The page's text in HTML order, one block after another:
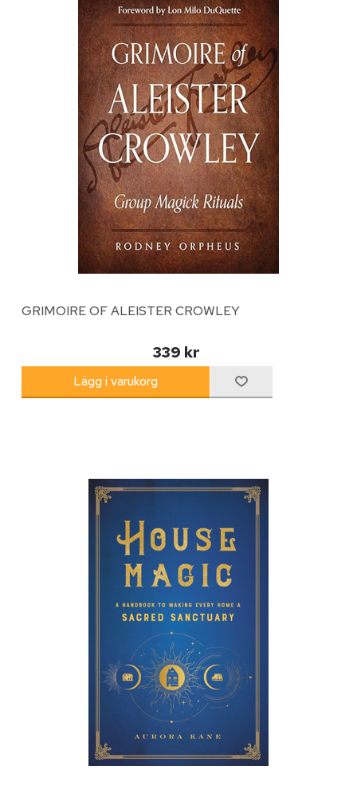
GRIMOIRE OF ALEISTER CROWLEY
339 kr